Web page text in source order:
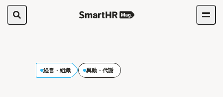
経営・組織 異動・代謝